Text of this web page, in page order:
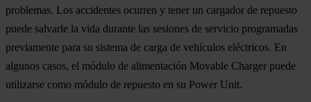
problemas. Los accidentes ocurren y tener un cargador de repuesto
puede salvarle la vida durante las sesiones de servicio programadas
previamente para su sistema de carga de vehículos eléctricos. En
algunos casos, el módulo de alimentación Movable Charger puede
utilizarse como módulo de repuesto en su Power Unit.